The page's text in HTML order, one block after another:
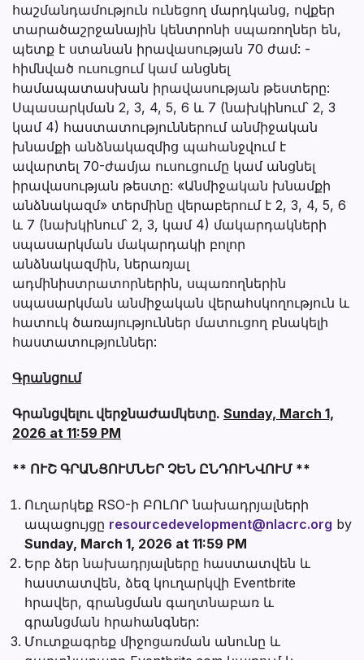
հաշմանդամություն ունեցող մարդկանց, ովքեր
տարածաշրջանային կենտրոնի սպառողներ են,
պետք է ստանան իրավասության 70 ժամ: -
հիմնված ուսուցում կամ անցնել
համապատասխան իրավասության թեստերը:
Սպասարկման 2, 3, 4, 5, 6 և 7 (նախկինում՝ 2, 3
կամ 4) հաստատություններում անմիջական
խնամքի անձնակազմից պահանջվում է
ավարտել 70-ժամյա ուսուցումը կամ անցնել
իրավասության թեստը: «Անմիջական խնամքի
անձնակազմ» տերմինը վերաբերում է 2, 3, 4, 5, 6
և 7 (նախկինում՝ 2, 3, կամ 4) մակարդակների
սպասարկման մակարդակի բոլոր
անձնակազմին, ներառյալ
ադմինիստրատորներին, սպառողներին
սպասարկման անմիջական վերահսկողություն և
հատուկ ծառայություններ մատուցող բնակելի
հաստատություններ:
Գրանցում
Գրանցվելու վերջնաժամկետը. Sunday, March 1,
2026 at 11:59 PM
** ՈՒՇ ԳՐԱՆՑՈՒՄՆԵՐ ՉԵՆ ԸՆԴՈՒՆՎՈՒՄ **
Ուղարկեք RSO-ի ԲՈԼՈՐ նախադրյալների
ապացույցը resourcedevelopment@nlacrc.org by
Sunday, March 1, 2026 at 11:59 PM
Երբ ձեր նախադրյալները հաստատվեն և
հաստատվեն, ձեզ կուղարկվի Eventbrite
հրավեր, գրանցման գաղտնաբառ և
գրանցման հրահանգներ:
Մուտքագրեք միջոցառման անունը և